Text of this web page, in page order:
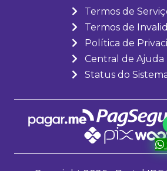
Termos de
Termos de
Política de
Central de Ajuda
Status do